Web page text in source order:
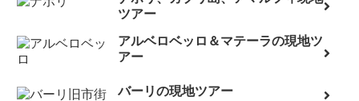
ツアー
アルベロベッロ＆マテーラの現地ツ
アー
バーリの現地ツアー